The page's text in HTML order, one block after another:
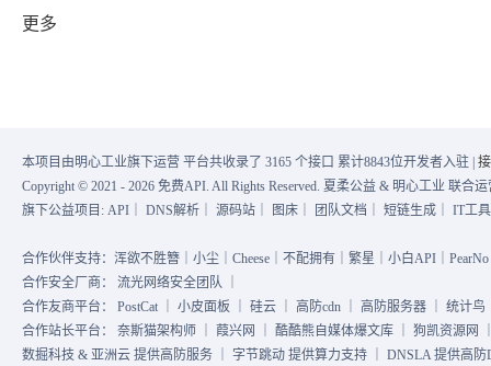
更多
本项目由明心工业旗下运营 平台共收录了 3165 个接口 累计8843位开发者入驻 |
Copyright © 2021 - 2026 免费API. All Rights Reserved. 夏柔公益 & 明心工业 联合
旗下公益项目: API DNS解析 源码站 图床 团队文档 短链生成 IT工
合作伙伴支持：浑欲不胜簪｜小尘｜Cheese｜不配拥有｜繁星｜小白API｜
合作安全厂商： 流光网络安全团队
合作友商平台： PostCat 小皮面板 硅云 高防cdn 高防服务器 统计鸟
合作站长平台： 奈斯猫架构师 葭兴网 酷酷熊自媒体爆文库 狗凯资源网
数掘科技 & 亚洲云 提供高防服务 ｜ 字节跳动 提供算力支持 ｜ DNSLA 提供高